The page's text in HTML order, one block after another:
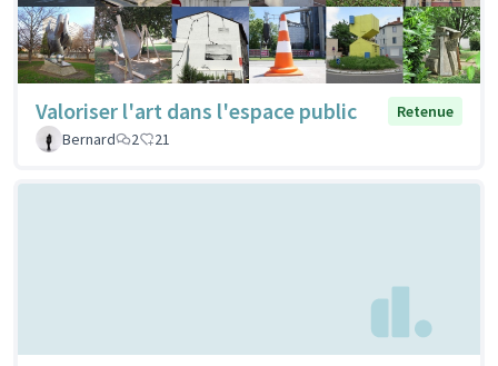
Valoriser l'art dans l'espace public
Retenue
Bernard
2 21